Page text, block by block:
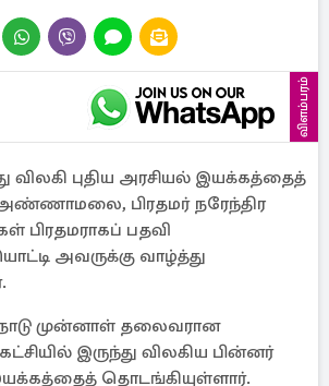
விளம்பரம்
விலகி புதிய அரசியல் இயக்கத்தைத்
பிரதமர் நரேந்திர
பிரதமராகப் பதவி
அவருக்கு வாழ்த்து
முன்னாள் தலைவரான
இருந்து விலகிய பின்னர்
தொடங்கியுள்ளார்.